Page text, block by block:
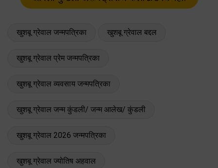
खुशबू ग्रेवाल जन्मपत्रिका खुशबू ग्रेवाल बद्दल
खुशबू ग्रेवाल प्रेम जन्मपत्रिका
खुशबू ग्रेवाल व्यवसाय जन्मपत्रिका
खुशबू ग्रेवाल जन्म कुंडली/ जन्म आलेख/ कुंडली
खुशबू ग्रेवाल 2026 जन्मपत्रिका
खुशबू ग्रेवाल ज्योतिष अहवाल